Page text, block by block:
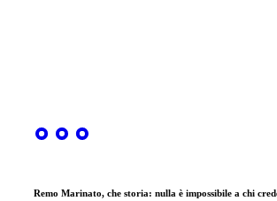
Remo Marinato, che storia: nulla è impossibile a chi